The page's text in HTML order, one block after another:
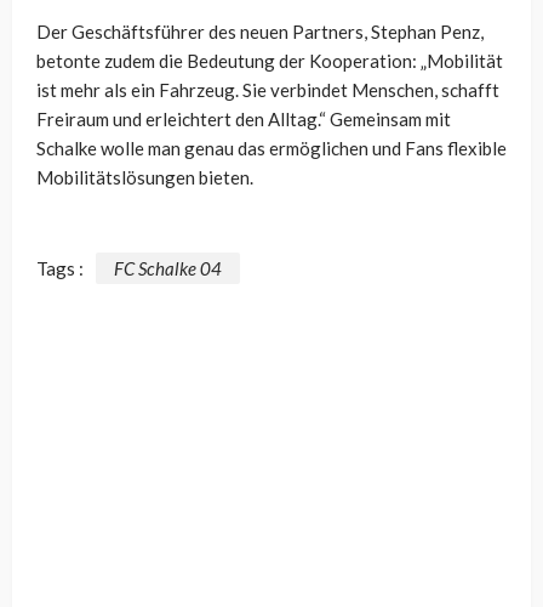
Der Geschäftsführer des neuen Partners, Stephan Penz,
betonte zudem die Bedeutung der Kooperation: „Mobilität
ist mehr als ein Fahrzeug. Sie verbindet Menschen, schafft
Freiraum und erleichtert den Alltag.“ Gemeinsam mit
Schalke wolle man genau das ermöglichen und Fans flexible
Mobilitätslösungen bieten.
Tags : FC Schalke 04